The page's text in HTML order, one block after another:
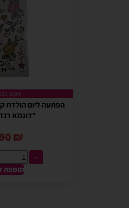
מקט: 06233
הפתעה ליום הולדת
*דוגמא
₪
-
הוספה